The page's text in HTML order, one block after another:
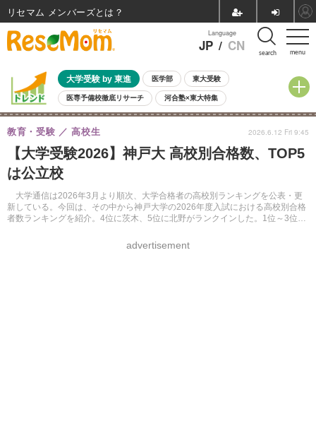
menu
Language
JP / CN search
大学受験 by 東進 医学部 東大受験
医専予備校徹底リサーチ 河合塾×東大特集
親子で考える大学選び 高校受験 中学受験 小学校受験
共通テスト 夏休み
8月開催イベント・WS 全国公立高校 過去問 人気記事
自由研究教材（小学生向け）
【大学受験2026】神戸大 高校別合格数、TOP5
は公立校
大学通信は2026年3月より順次、大学合格者の高校別ランキングを公表・更
新している。今回は、その中から神戸大学の2026年度入試における高校別合格
者数ランキングを紹介。4位に茨木、5位に北野がランクインした。1位～3位は
教育・受験 高校生
advertisement
2026.6.12 Fri 9:45
リセマム メンバーズ